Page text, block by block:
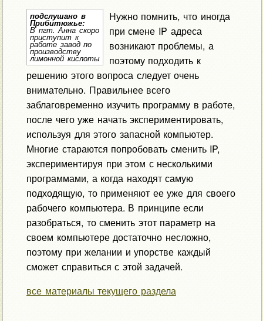
подслушано в
Прибитюжье:
В пгт. Анна скоро
приступит к
работе завод по
производству
лимонной кислоты
Нужно помнить, что иногда
при смене IP адреса
возникают проблемы, а
поэтому подходить к
решению этого вопроса следует очень
внимательно. Правильнее всего
заблаговременно изучить программу в работе,
после чего уже начать экспериментировать,
используя для этого запасной компьютер.
Многие стараются попробовать сменить IP,
экспериментируя при этом с несколькими
программами, а когда находят самую
подходящую, то применяют ее уже для своего
рабочего компьютера. В принципе если
разобраться, то сменить этот параметр на
своем компьютере достаточно несложно,
поэтому при желании и упорстве каждый
сможет справиться с этой задачей.
все материалы текущего раздела